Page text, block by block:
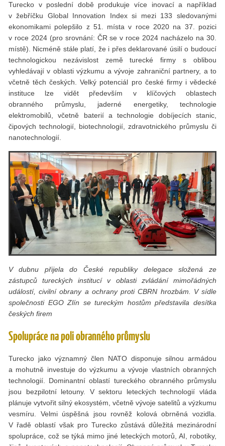
Turecko v poslední době produkuje více inovací a například
v žebříčku Global Innovation Index si mezi 133 sledovanými
ekonomikami polepšilo z 51. místa v roce 2020 na 37. pozici
v roce 2024 (pro srovnání: ČR se v roce 2024 nacházelo na 30.
místě). Nicméně stále platí, že i přes deklarované úsilí o budoucí
technologickou nezávislost země turecké firmy s oblibou
vyhledávají v oblasti výzkumu a vývoje zahraniční partnery, a to
včetně těch českých. Velký potenciál pro české firmy i vědecké
instituce lze vidět především v klíčových oblastech
obranného průmyslu, jaderné energetiky, technologie
elektromobilů, včetně baterií a technologie dobíjecích stanic,
čipových technologií, biotechnologií, zdravotnického průmyslu či
nanotechnologií.
V dubnu přijela do České republiky delegace složená ze
zástupců tureckých institucí v oblasti zvládání mimořádných
událostí, civilní obrany a ochrany proti CBRN hrozbám. V sídle
společnosti EGO Zlín se tureckým hostům představila desítka
českých firem
Spolupráce na poli obranného průmyslu
Turecko jako významný člen NATO disponuje silnou armádou
a mohutně investuje do výzkumu a vývoje vlastních obranných
technologií. Dominantní oblastí tureckého obranného průmyslu
jsou bezpilotní letouny. V sektoru leteckých technologií vláda
plánuje vytvořit silný ekosystém, včetně vývoje satelitů a výzkumu
vesmíru. Velmi úspěšná jsou rovněž kolová obrněná vozidla.
V řadě oblastí však pro Turecko zůstává důležitá mezinárodní
spolupráce, což se týká mimo jiné leteckých motorů, AI, robotiky,